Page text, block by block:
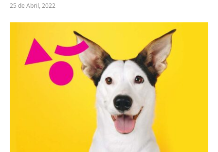
25 de Abril, 2022